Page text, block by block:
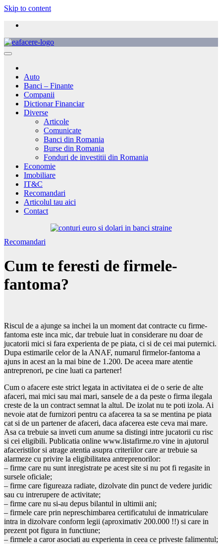
Skip to content
Auto
Banci – Finante
Companii
Dictionar Financiar
Diverse
Articole
Comunicate
Banci din Romania
Burse din Romania
Fonduri de investitii din Romania
Economie
Imobiliare
IT&C
Recomandari
Articolul tau aici
Contact
Recomandari
Cum te feresti de firmele-
fantoma?
Riscul de a ajunge sa inchei la un moment dat contracte cu firme-
fantoma este inca mic, dar trebuie luat in considerare nu doar de
jucatorii mici si fara experienta de pe piata, ci si de cei mai puternici.
Dupa estimarile celor de la ANAF, numarul firmelor-fantoma a
ajuns in acest an la mai bine de 1.200. De aceea mare atentie
antreprenori, pe cine luati ca partener!
Cum o afacere este strict legata in activitatea ei de o serie de alte
afaceri, mai mici sau mai mari, sansele de a da peste o firma ilegala
creste de la un contract semnat la altul. De izolat nu te poti izola. Ai
nevoie atat de furnizori pentru ca afacerea ta sa se mentina pe piata
cat si de un partener de afaceri, daca afacerea este ceva mai mare.
Asa ca trebuie sa inveti cum anume sa distingi intre jucatorii cu risc
si cei eligibili. Publicatia online www.listafirme.ro vine in ajutorul
afaceristilor si atrage atentia asupra criteriilor care ar trebuie sa
alarmeze cu privire la eligibilitatea antreprenorilor:
– firme care nu sunt inregistrate pe acest site si nu pot fi regasite in
sursele oficiale;
– firme care figureaza radiate, dizolvate din punct de vedere juridic
sau cu intrerupere de activitate;
– firme care nu si-au depus bilantul in ultimii ani;
– firmele care prin nepreschimbarea certificatului de inmatriculare
intra in dizolvare conform legii (aproximativ 200.000 !!) si care in
prezent pot figura in functiune;
– firmele a caror asociati au experienta in ceea ce priveste falimentul;